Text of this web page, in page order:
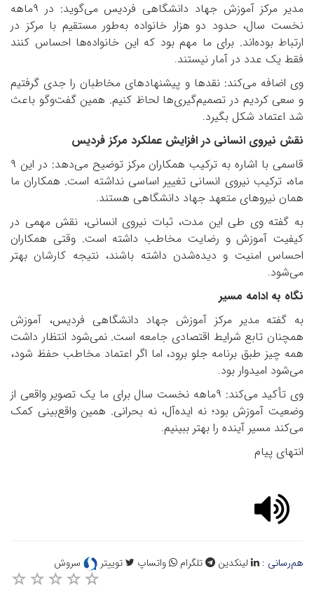
مدیر مرکز آموزش جهاد دانشگاهی فردیس می‌گوید: در ۹ماهه
نخست سال، حدود دو هزار خانواده به‌طور مستقیم با مرکز در
ارتباط بوده‌اند. برای ما مهم بود که این خانواده‌ها احساس کنند
فقط یک عدد در آمار نیستند.
وی اضافه می‌کند: نقدها و پیشنهادهای مخاطبان را جدی گرفتیم
و سعی کردیم در تصمیم‌گیری‌ها لحاظ کنیم. همین گفت‌وگو باعث
شد اعتماد شکل بگیرد.
نقش نیروی انسانی در افزایش عملکرد مرکز فردیس
قاسمی با اشاره به ترکیب همکاران مرکز توضیح می‌دهد: در این ۹
ماه، ترکیب نیروی انسانی تغییر اساسی نداشته است. همکاران ما
همان نیروهای متعهد جهاد دانشگاهی هستند.
به گفته وی طی این مدت، ثبات نیروی انسانی، نقش مهمی در
کیفیت آموزش و رضایت مخاطب داشته است. وقتی همکاران
احساس امنیت و دیده‌شدن داشته باشند، نتیجه کارشان بهتر
می‌شود.
نگاه به ادامه مسیر
به گفته مدیر مرکز آموزش جهاد دانشگاهی فردیس، آموزش
همچنان تابع شرایط اقتصادی جامعه است. نمی‌شود انتظار داشت
همه چیز طبق برنامه جلو برود، اما اگر اعتماد مخاطب حفظ شود،
می‌شود امیدوار بود.
وی تأکید می‌کند: ۹ماهه نخست سال برای ما یک تصویر واقعی از
وضعیت آموزش بود؛ نه ایده‌آل، نه بحرانی. همین واقع‌بینی کمک
می‌کند مسیر آینده را بهتر ببینیم.
انتهای پیام
هم‌رسانی : لینکدین تلگرام واتساپ توییتر سروش